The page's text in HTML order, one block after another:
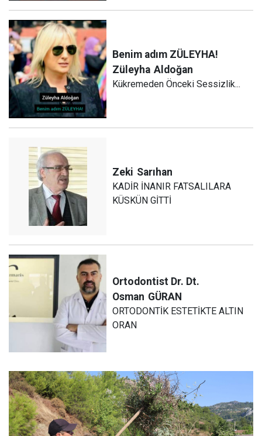
Benim adım ZÜLEYHA!
Züleyha Aldoğan
Kükremeden Önceki Sessizlik...
Zeki Sarıhan
KADİR İNANIR FATSALILARA
KÜSKÜN GİTTİ
Ortodontist Dr. Dt.
Osman GÜRAN
ORTODONTİK ESTETİKTE ALTIN
ORAN